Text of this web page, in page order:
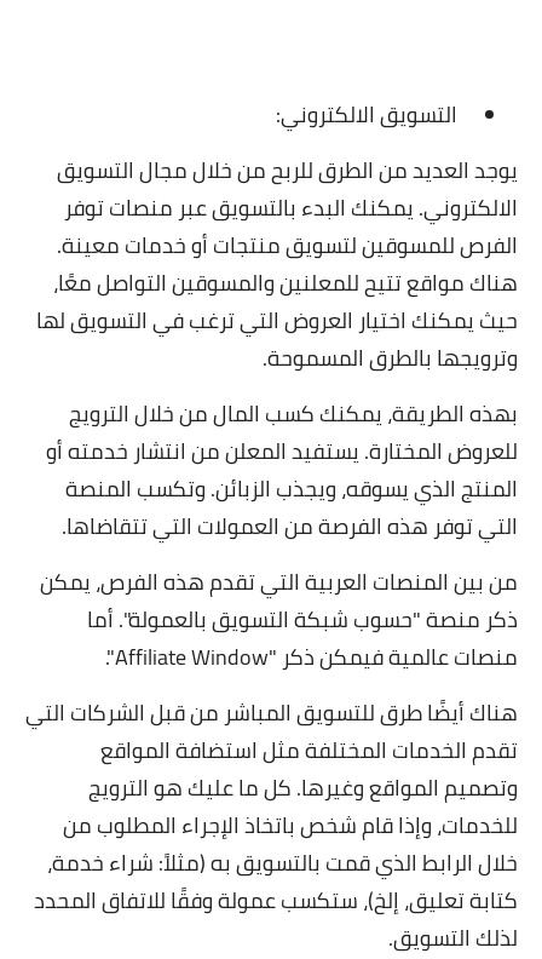
التسويق الالكتروني:
يوجد العديد من الطرق للربح من خلال مجال التسويق
الالكتروني. يمكنك البدء بالتسويق عبر منصات توفر
الفرص للمسوقين لتسويق منتجات أو خدمات معينة.
هناك مواقع تتيح للمعلنين والمسوقين التواصل معًا،
حيث يمكنك اختيار العروض التي ترغب في التسويق لها
وترويجها بالطرق المسموحة.
بهذه الطريقة، يمكنك كسب المال من خلال الترويج
للعروض المختارة. يستفيد المعلن من انتشار خدمته أو
المنتج الذي يسوقه، ويجذب الزبائن. وتكسب المنصة
التي توفر هذه الفرصة من العمولات التي تتقاضاها.
من بين المنصات العربية التي تقدم هذه الفرص، يمكن
ذكر منصة "حسوب شبكة التسويق بالعمولة". أما
منصات عالمية فيمكن ذكر "Affiliate Window".
هناك أيضًا طرق للتسويق المباشر من قبل الشركات التي
تقدم الخدمات المختلفة مثل استضافة المواقع
وتصميم المواقع وغيرها. كل ما عليك هو الترويج
للخدمات، وإذا قام شخص باتخاذ الإجراء المطلوب من
خلال الرابط الذي قمت بالتسويق به (مثلاً: شراء خدمة،
كتابة تعليق، إلخ)، ستكسب عمولة وفقًا للاتفاق المحدد
لذلك التسويق.